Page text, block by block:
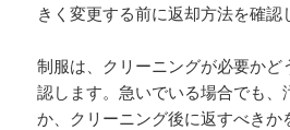
きく変更する前に返却方法を確認
制服は、クリーニングが必要かど
認します。急いでいる場合でも、
か、クリーニング後に返すべきか